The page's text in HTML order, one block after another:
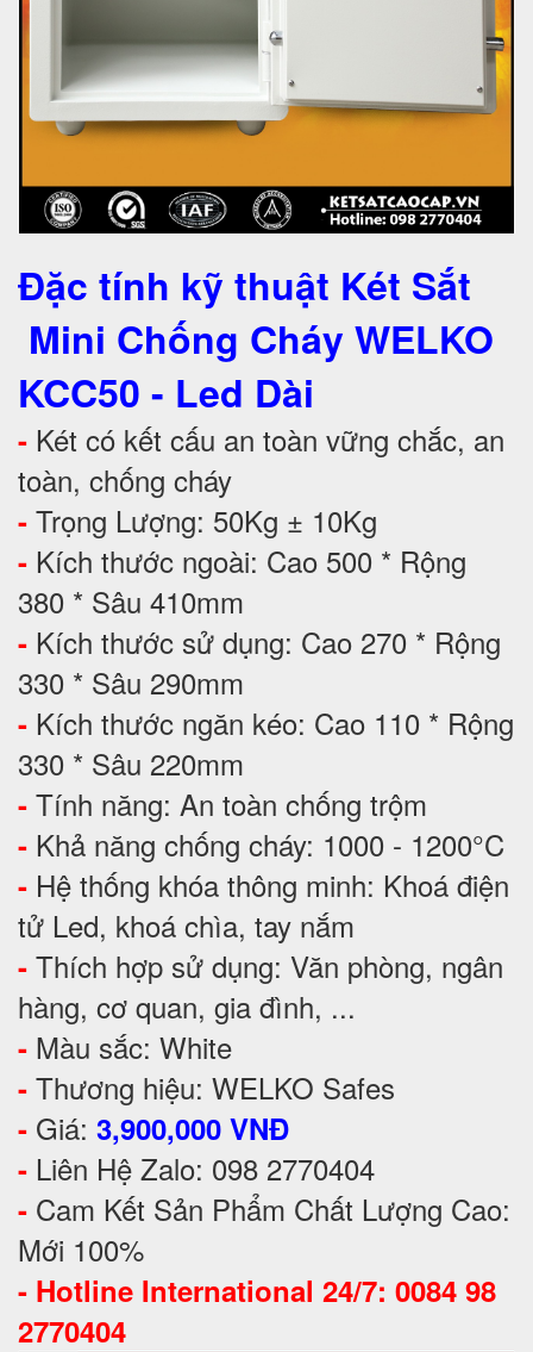
Đặc tính kỹ thuật Két Sắt
Mini Chống Cháy WELKO
KCC50 - Led Dài
- Két có kết cấu an toàn vững chắc, an
toàn, chống cháy
- Trọng Lượng: 50Kg ± 10Kg
- Kích thước ngoài: Cao 500 * Rộng
380 * Sâu 410mm
- Kích thước sử dụng: Cao 270 * Rộng
330 * Sâu 290mm
- Kích thước ngăn kéo: Cao 110 * Rộng
330 * Sâu 220mm
- Tính năng: An toàn chống trộm
- Khả năng chống cháy: 1000 - 1200°C
- Hệ thống khóa thông minh: Khoá điện
tử Led, khoá chìa, tay nắm
- Thích hợp sử dụng: Văn phòng, ngân
hàng, cơ quan, gia đình, ...
- Màu sắc: White
- Thương hiệu: WELKO Safes
- Giá: 3,900,000 VNĐ
- Liên Hệ Zalo: 098 2770404
- Cam Kết Sản Phẩm Chất Lượng Cao:
Mới 100%
- Hotline International 24/7: 0084 98
2770404